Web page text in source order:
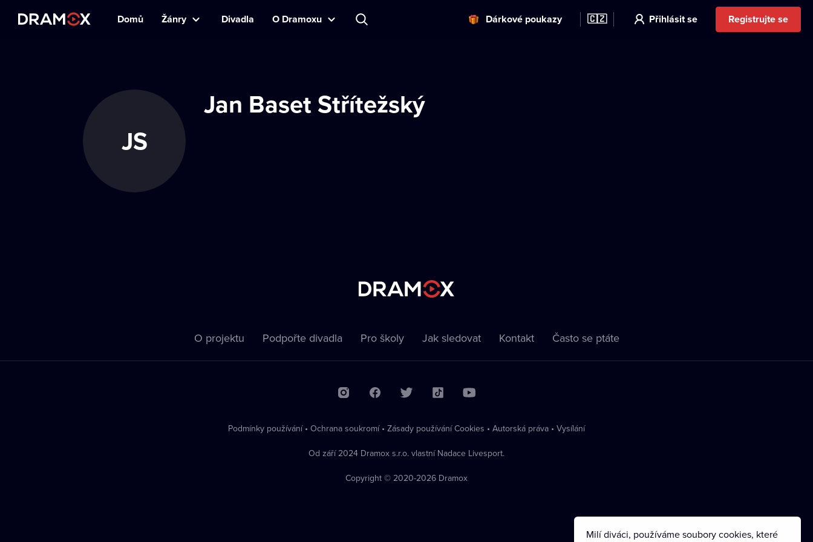
Domů Žánry Divadla O Dramoxu Dárkové poukazy 🇨🇿 Přihlásit se Registrujte se
JS
Jan Baset Střítežský
O projektu Podpořte divadla Pro školy Jak sledovat Kontakt Často se ptáte
Podmínky používání • Ochrana soukromí • Zásady používání Cookies • Autorská práva • Vysílání
Od září 2024 Dramox s.r.o. vlastní Nadace Livesport.
Copyright © 2020-2026 Dramox
Milí diváci, používáme soubory cookies, které